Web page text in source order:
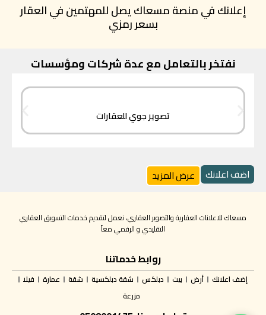
إعلانك في منصة مسعاك يصل للمهتمين في العقار
بسعر رمزي
نفتخر بالتعامل مع عدة شركات ومؤسسات
تصوير جوي للعقارات
اضف اعلانك عرض المزيد
مسعاك للاعلانات العقارية والتصوير العقاري، نعمل لتقديم خدمات التسويق العقاري
التقليدي و الرقمي معاً
روابط خدماتنا
إضف اعلانك أرض بيت دبلكس شقة دبلكسية شقة عمارة
فيلا
مزرعة